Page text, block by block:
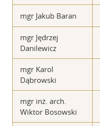
mgr Jakub Baran
mgr Jędrzej
Danilewicz
mgr Karol
Dąbrowski
mgr inż. arch.
Wiktor Bosowski